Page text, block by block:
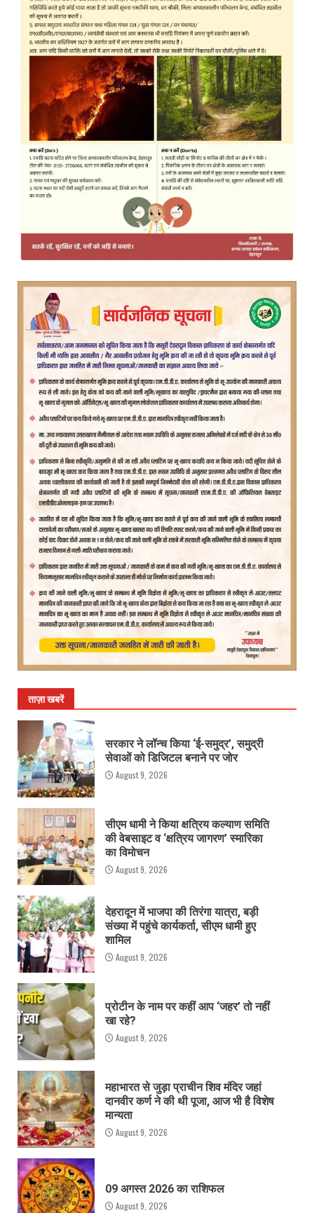
ताज़ा खबरें
सरकार ने लॉन्च किया ‘ई-समुद्र’, समुद्री
सेवाओं को डिजिटल बनाने पर जोर
August 9, 2026
सीएम धामी ने किया क्षत्रिय कल्याण समिति
की वेबसाइट व ‘क्षत्रिय जागरण’ स्मारिका
का विमोचन
August 9, 2026
देहरादून में भाजपा की तिरंगा यात्रा, बड़ी
संख्या में पहुंचे कार्यकर्ता, सीएम धामी हुए
शामिल
August 9, 2026
प्रोटीन के नाम पर कहीं आप ‘जहर’ तो नहीं
खा रहे?
August 9, 2026
महाभारत से जुड़ा प्राचीन शिव मंदिर जहां
दानवीर कर्ण ने की थी पूजा, आज भी है विशेष
मान्यता
August 9, 2026
09 अगस्त 2026 का राशिफल
August 9, 2026